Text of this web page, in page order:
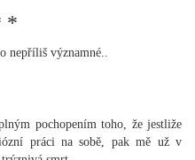
*
nepříliš významné..
pochopením toho, že jestliže
práci na sobě, pak mě už v